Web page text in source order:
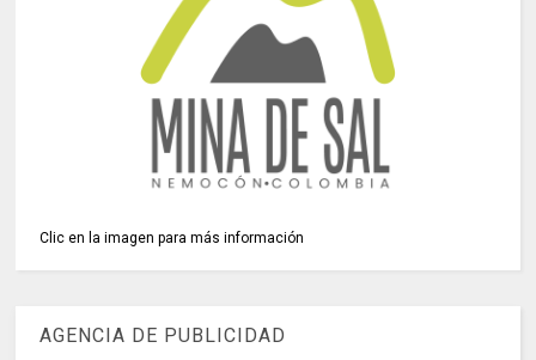
Clic en la imagen para más información
AGENCIA DE PUBLICIDAD